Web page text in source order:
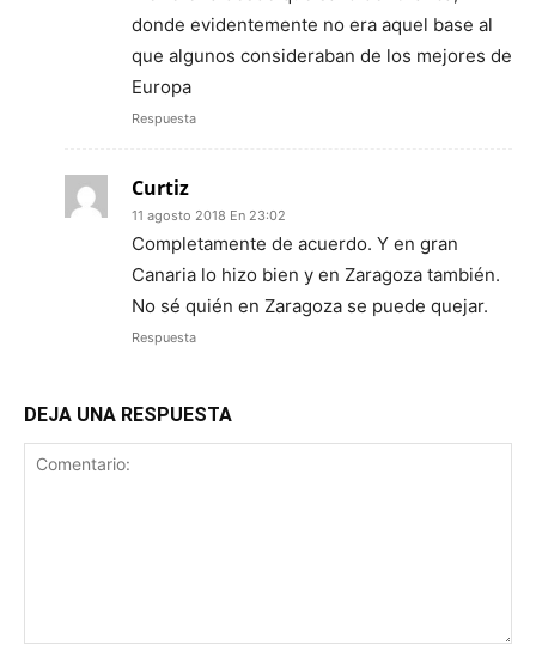
donde evidentemente no era aquel base al
que algunos consideraban de los mejores de
Europa
Respuesta
Curtiz
11 agosto 2018 En 23:02
Completamente de acuerdo. Y en gran
Canaria lo hizo bien y en Zaragoza también.
No sé quién en Zaragoza se puede quejar.
Respuesta
DEJA UNA RESPUESTA